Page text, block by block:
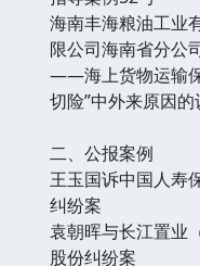
海南丰海粮油工业
限公司海南省分公
——海上货物运输保
切险”中外来原因的
二、公报案例
王玉国诉中国人寿
纠纷案
袁朝晖与长江置业
股份纠纷案